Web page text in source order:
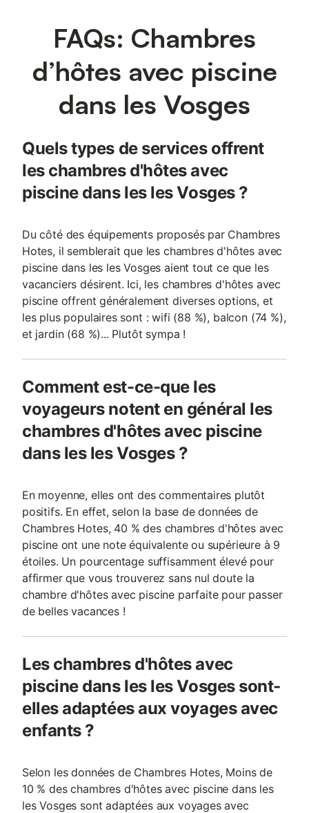
FAQs: Chambres
d’hôtes avec piscine
dans les Vosges
Quels types de services offrent
les chambres d'hôtes avec
piscine dans les les Vosges ?
Du côté des équipements proposés par Chambres
Hotes, il semblerait que les chambres d'hôtes avec
piscine dans les les Vosges aient tout ce que les
vacanciers désirent. Ici, les chambres d'hôtes avec
piscine offrent généralement diverses options, et
les plus populaires sont : wifi (88 %), balcon (74 %),
et jardin (68 %)... Plutôt sympa !
Comment est-ce-que les
voyageurs notent en général les
chambres d'hôtes avec piscine
dans les les Vosges ?
En moyenne, elles ont des commentaires plutôt
positifs. En effet, selon la base de données de
Chambres Hotes, 40 % des chambres d'hôtes avec
piscine ont une note équivalente ou supérieure à 9
étoiles. Un pourcentage suffisamment élevé pour
affirmer que vous trouverez sans nul doute la
chambre d'hôtes avec piscine parfaite pour passer
de belles vacances !
Les chambres d'hôtes avec
piscine dans les les Vosges sont-
elles adaptées aux voyages avec
enfants ?
Selon les données de Chambres Hotes, Moins de
10 % des chambres d'hôtes avec piscine dans les
les Vosges sont adaptées aux voyages avec